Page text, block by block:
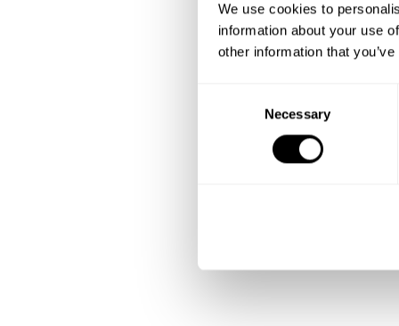
We use cookies to
information about your use
other information that
e
Necessary